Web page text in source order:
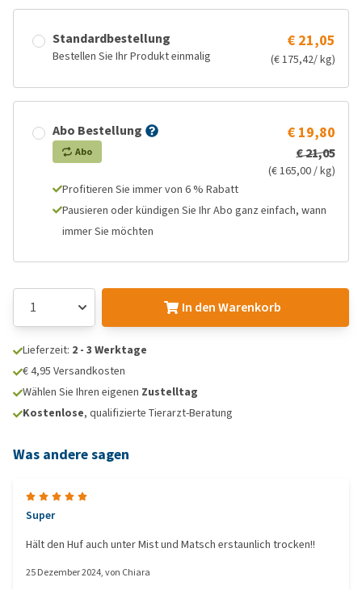
Standardbestellung
Bestellen Sie Ihr Produkt einmalig
€ 21,05
(€ 175,42/ kg)
Abo Bestellung
Abo
€ 19,80
€ 21,05
(€ 165,00 / kg)
Profitieren Sie immer von 6 % Rabatt
Pausieren oder kündigen Sie Ihr Abo ganz einfach, wann
immer Sie möchten
In den Warenkorb
Lieferzeit: 2 - 3 Werktage
€ 4,95 Versandkosten
Wählen Sie Ihren eigenen Zustelltag
Kostenlose, qualifizierte Tierarzt-Beratung
Was andere sagen
Super
Hält den Huf auch unter Mist und Matsch erstaunlich trocken!!
25 Dezember 2024, von Chiara